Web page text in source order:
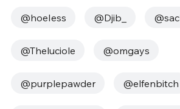
@hoeIess @Djib_
@Theluciole @omgays
@purplepawder @elfenbitch